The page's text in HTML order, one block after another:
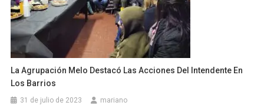
La Agrupación Melo Destacó Las Acciones Del Intendente En
Los Barrios
31 de julio de 2023 mariano